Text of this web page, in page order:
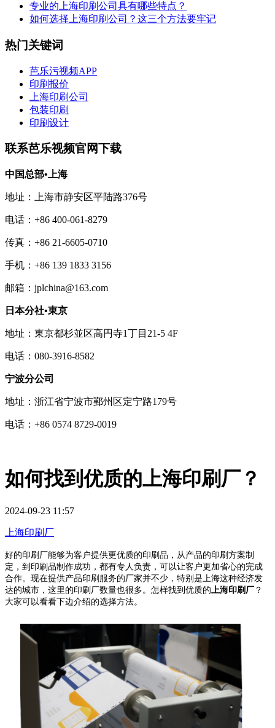
专业的上海印刷公司具有哪些特点？
如何选择上海印刷公司？这三个方法要牢记
热门关键词
芭乐污视频APP
印刷报价
上海印刷公司
包装印刷
印刷设计
联系芭乐视频官网下载
中国总部•上海
地址：上海市静安区平陆路376号
电话：+86 400-061-8279
传真：+86 21-6605-0710
手机：+86 139 1833 3156
邮箱：jplchina@163.com
日本分社•東京
地址：東京都杉並区高円寺1丁目21-5 4F
电话：080-3916-8582
宁波分公司
地址：浙江省宁波市鄞州区定宁路179号
电话：+86 0574 8729-0019
如何找到优质的上海印刷厂？
2024-09-23 11:57
上海印刷厂
好的印刷厂能够为客户提供更优质的印刷品，从产品的印刷方案制
定，到印刷品制作成功，都有专人负责，可以让客户更加省心的完成
合作。现在提供产品印刷服务的厂家并不少，特别是上海这种经济发
达的城市，这里的印刷厂数量也很多。怎样找到优质的 上海印刷厂 ？
大家可以看看下边介绍的选择方法。